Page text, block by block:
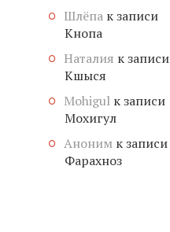
Шлёпа к записи
Кнопа
Наталия к записи
Кшыся
Mohigul к записи
Мохигул
Аноним к записи
Фарахноз